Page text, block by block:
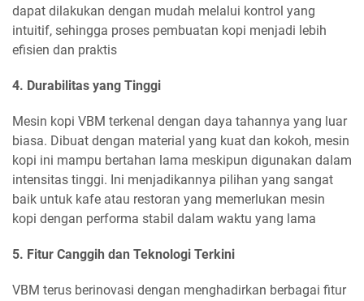
dapat dilakukan dengan mudah melalui kontrol yang
intuitif, sehingga proses pembuatan kopi menjadi lebih
efisien dan praktis
4. Durabilitas yang Tinggi
Mesin kopi VBM terkenal dengan daya tahannya yang luar
biasa. Dibuat dengan material yang kuat dan kokoh, mesin
kopi ini mampu bertahan lama meskipun digunakan dalam
intensitas tinggi. Ini menjadikannya pilihan yang sangat
baik untuk kafe atau restoran yang memerlukan mesin
kopi dengan performa stabil dalam waktu yang lama
5. Fitur Canggih dan Teknologi Terkini
VBM terus berinovasi dengan menghadirkan berbagai fitur